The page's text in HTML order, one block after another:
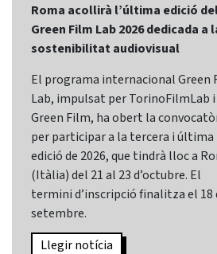
Roma acollirà l’última edició
Green Film Lab 2026 dedicada a
sostenibilitat audiovisual
El programa internacional Green
Lab, impulsat per TorinoFilmLab i
Green Film, ha obert la
per participar a la tercera i última
edició de 2026, que tindrà lloc a
(Itàlia) del 21 al 23 d’octubre. El
termini d’inscripció finalitza el 18
setembre.
Llegir notícia